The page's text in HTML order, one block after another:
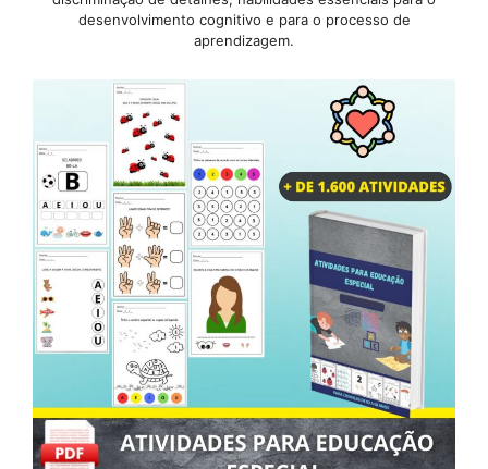
desenvolvimento cognitivo e para o processo de
aprendizagem.